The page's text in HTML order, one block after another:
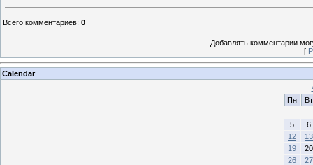
Всего комментариев: 0
Добавлять комментарии
[
Calendar
Пн
Вт
5
6
12
13
19
20
26
27